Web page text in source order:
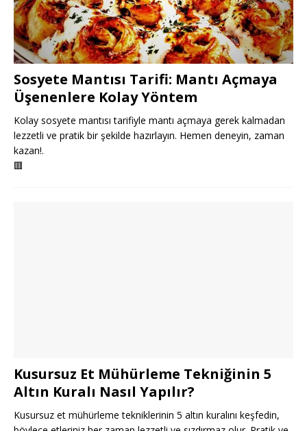
Sosyete Mantısı Tarifi: Mantı Açmaya
Üşenenlere Kolay Yöntem
Kolay sosyete mantısı tarifiyle mantı açmaya gerek kalmadan
lezzetli ve pratik bir şekilde hazırlayın. Hemen deneyin, zaman
kazan!.
🟥
Kusursuz Et Mühürleme Tekniğinin 5
Altın Kuralı Nasıl Yapılır?
Kusursuz et mühürleme tekniklerinin 5 altın kuralını keşfedin,